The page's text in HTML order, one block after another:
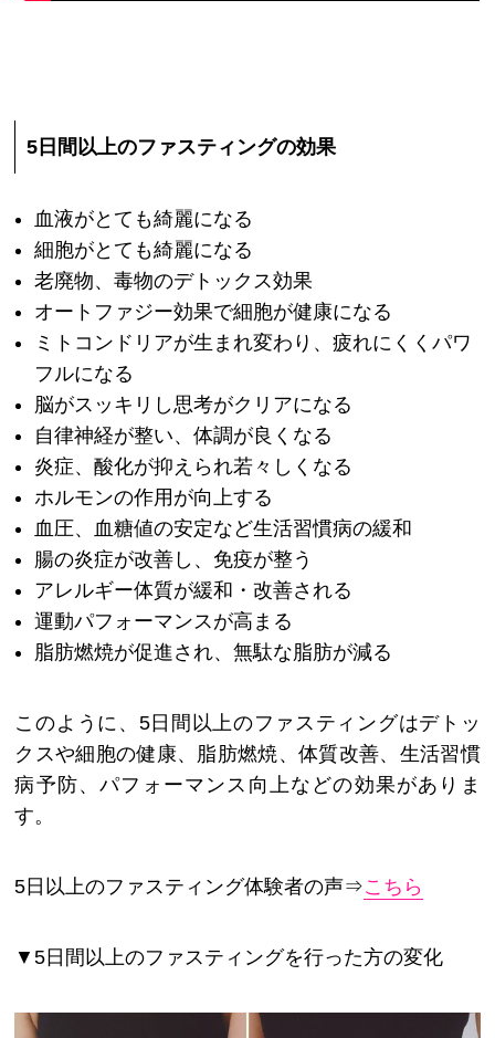
5日間以上のファスティングの効果
血液がとても綺麗になる
細胞がとても綺麗になる
老廃物、毒物のデトックス効果
オートファジー効果で細胞が健康になる
ミトコンドリアが生まれ変わり、疲れにくくパワ
フルになる
脳がスッキリし思考がクリアになる
自律神経が整い、体調が良くなる
炎症、酸化が抑えられ若々しくなる
ホルモンの作用が向上する
血圧、血糖値の安定など生活習慣病の緩和
腸の炎症が改善し、免疫が整う
アレルギー体質が緩和・改善される
運動パフォーマンスが高まる
脂肪燃焼が促進され、無駄な脂肪が減る
このように、5日間以上のファスティングはデトッ
クスや細胞の健康、脂肪燃焼、体質改善、生活習慣
病予防、パフォーマンス向上などの効果がありま
す。
5日以上のファスティング体験者の声⇒こちら
▼5日間以上のファスティングを行った方の変化